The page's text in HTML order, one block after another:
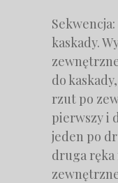
kaskady.
do
rzut po
pierwszy i
jeden po
druga